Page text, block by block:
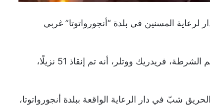
اندلع في دار لرعاية المسنين في بلدة “أنجورواتوتا” غربي
وبدأ الحريق في وقت متأخر من ليل الأربعاء، وأفاد المتحدث باسم الشرطة، فريدريك ووتلر، أنه تم إنقاذ 51 نزيلًا،
شبّ في دار الرعاية الواقعة ببلدة أنجورواتوتا،